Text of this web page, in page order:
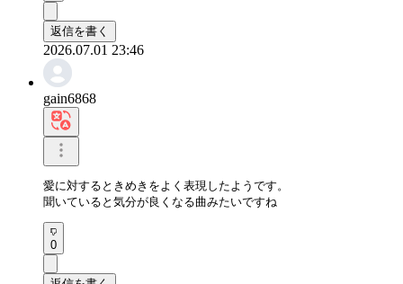
返信を書く
2026.07.01 23:46
gain6868
愛に対するときめきをよく表現したようです。
聞いていると気分が良くなる曲みたいですね
0